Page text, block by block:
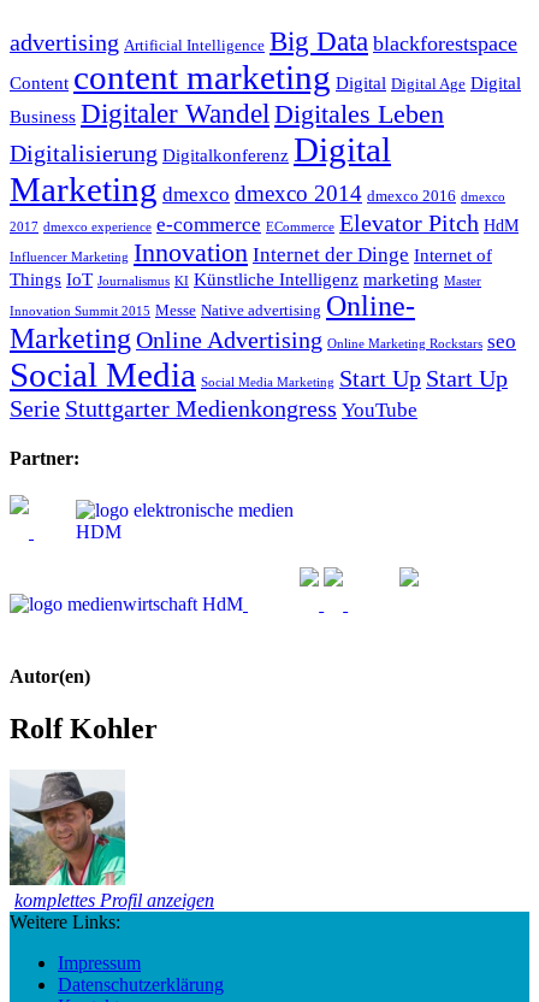
advertising Artificial Intelligence Big Data blackforestspace
Content content marketing Digital Digital Age Digital
Business Digitaler Wandel Digitales Leben
Digitalisierung Digitalkonferenz Digital
Marketing dmexco dmexco 2014 dmexco 2016 dmexco
2017 dmexco experience e-commerce ECommerce Elevator Pitch HdM
Influencer Marketing Innovation Internet der Dinge Internet of
Things IoT Journalismus KI Künstliche Intelligenz marketing Master
Innovation Summit 2015 Messe Native advertising Online-
Marketing Online Advertising Online Marketing Rockstars seo
Social Media Social Media Marketing Start Up Start Up
Serie Stuttgarter Medienkongress YouTube
Partner:
Autor(en)
Rolf Kohler
komplettes Profil anzeigen
Weitere Links:
Impressum
Datenschutzerklärung